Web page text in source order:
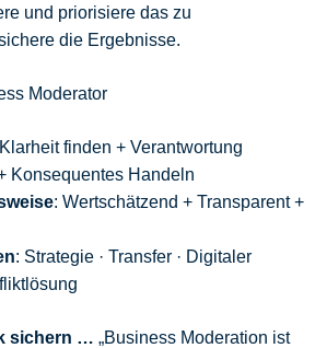
und priorisiere das zu
die Ergebnisse.
Moderator
finden + Verantwortung
Konsequentes Handeln
: Wertschätzend + Transparent +
: Strategie · Transfer · Digitaler
sichern … „Business Moderation ist